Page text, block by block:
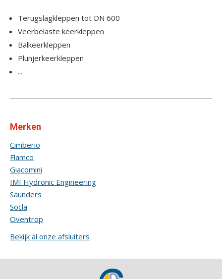
Terugslagkleppen tot DN 600
Veerbelaste keerkleppen
Balkeerkleppen
Plunjerkeerkleppen
...
Merken
Cimberio
Flamco
Giacomini
IMI Hydronic Engineering
Saunders
Socla
Oventrop
Bekijk al onze afsluiters